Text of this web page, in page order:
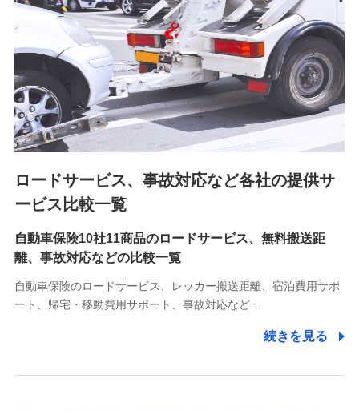
人事･勤怠･健康・労務等の管理、給与支給、福利厚生・採用
退職関連処理等の各種手続きのため、当社と従業員または従
業員同士の連絡のため
8.取引先個人情報
取引先としての選定業務、営業情報の提供業務、契約締結手
続き業務、取引管理業務、およびこれらに準ずる業務の遂行
のため
9.お問い合わせ情報
各種お問い合わせに対応するため
10.受託業務の 個人情報
受託業務の遂行およびこれらに準ずる業務の遂行のため
11.マイカー通勤管理クラウド並びに法人向けASPサー
をお送りするため
ロードサービス、事故対応など各社の提供サ
ービス比較一覧
自動車保険10社11商品のロードサービス、無料搬送距
離、事故対応などの比較一覧
自動車保険のロードサービス、レッカー搬送距離、宿泊費用サポ
ート、帰宅・移動費用サポート、事故対応など…
続きを見る